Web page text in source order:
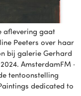
aflevering gaat
Peeters over haar
bij galerie Gerhard
AmsterdamFM ·
tentoonstelling
dedicated to